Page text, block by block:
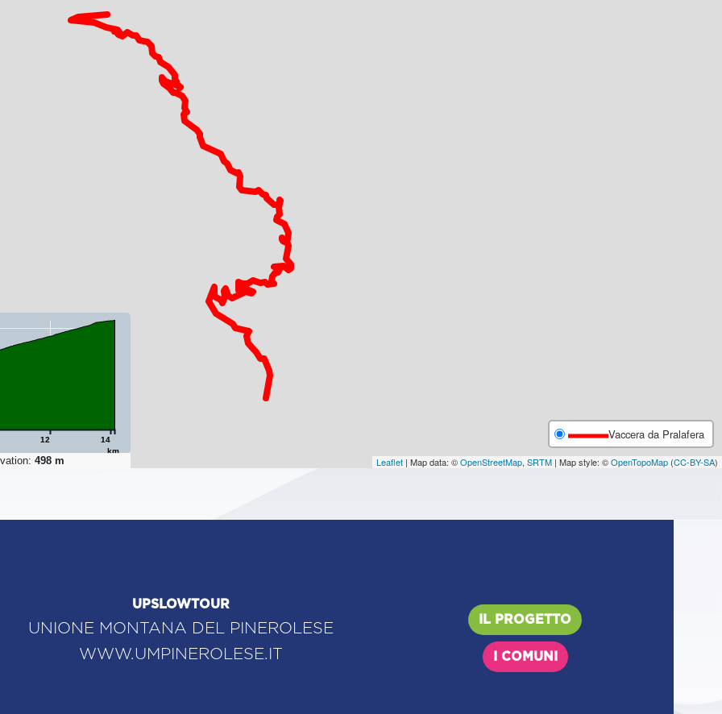
12 14
km
Vaccera da Pralafera
Leaflet | Map data: ©OpenStreetMap, SRTM | Map style: ©OpenTopoMap (CC-BY-SA)
498 m
UPSLOWTOUR
UNIONE MONTANA DEL PINEROLESE
WWW.UMPINEROLESE.IT
IL PROGETTO
I COMUNI